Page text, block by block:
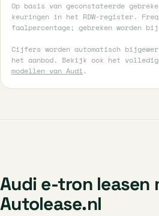
Op basis van geconstateerde
keuringen in het RDW-register.
faalpercentage; gebreken worden
Cijfers worden automatisch
het aanbod. Bekijk ook het
modellen van Audi .
Audi e-tron leasen
Autolease.nl